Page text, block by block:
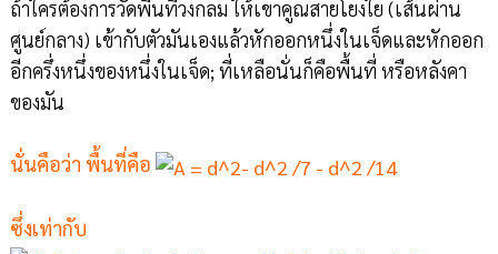
ถ้าใครต้องการวัดพื้นที่วงกลม ให้เขาคูณสายโยงใย (เส้นผ่าน
ศูนย์กลาง) เข้ากับตัวมันเองแล้วหักออกหนึ่งในเจ็ดและหักออก
อีกครึ่งหนึ่งของหนึ่งในเจ็ด; ที่เหลือนั่นก็คือพื้นที่ หรือหลังคา
ของมัน
นั่นคือว่า พื้นที่คือ
ซึ่งเท่ากับ